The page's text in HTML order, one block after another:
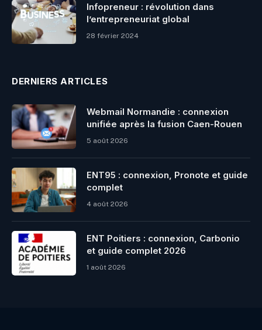
Infopreneur : révolution dans
l’entrepreneuriat global
28 février 2024
DERNIERS ARTICLES
Webmail Normandie : connexion
unifiée après la fusion Caen-Rouen
5 août 2026
ENT95 : connexion, Pronote et guide
complet
4 août 2026
ENT Poitiers : connexion, Carbonio
et guide complet 2026
1 août 2026